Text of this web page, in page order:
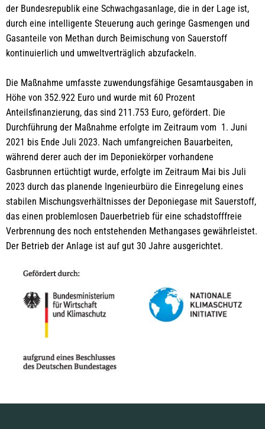
der Bundesrepublik eine Schwachgasanlage, die in der Lage ist,
durch eine intelligente Steuerung auch geringe Gasmengen und
Gasanteile von Methan durch Beimischung von Sauerstoff
kontinuierlich und umweltverträglich abzufackeln.
Die Maßnahme umfasste zuwendungsfähige Gesamtausgaben in
Höhe von 352.922 Euro und wurde mit 60 Prozent
Anteilsfinanzierung, das sind 211.753 Euro, gefördert. Die
Durchführung der Maßnahme erfolgte im Zeitraum vom 1. Juni
2021 bis Ende Juli 2023. Nach umfangreichen Bauarbeiten,
während derer auch der im Deponiekörper vorhandene
Gasbrunnen ertüchtigt wurde, erfolgte im Zeitraum Mai bis Juli
2023 durch das planende Ingenieurbüro die Einregelung eines
stabilen Mischungsverhältnisses der Deponiegase mit Sauerstoff,
das einen problemlosen Dauerbetrieb für eine schadstofffreie
Verbrennung des noch entstehenden Methangases gewährleistet.
Der Betrieb der Anlage ist auf gut 30 Jahre ausgerichtet.